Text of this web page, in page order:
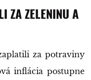
ZA ZELENINU A
za potraviny
inflácia postupne